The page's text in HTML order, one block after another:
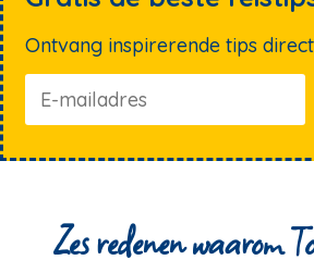
Ontvang inspirerende tips
Zes redenen waarom